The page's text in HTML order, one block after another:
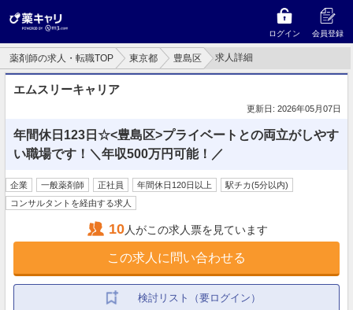
ログイン 会員登録
薬剤師の求人・転職TOP 東京都 豊島区 求人詳細
エムスリーキャリア
更新日: 2026年05月07日
年間休日123日☆<豊島区>プライベートとの両立がしやす
い職場です！＼年収500万円可能！／
企業 一般薬剤師 正社員 年間休日120日以上
駅チカ(5分以内)
コンサルタントを経由する求人
10人がこの求人票を見ています
この求人に問い合わせる
検討リスト（要ログイン）